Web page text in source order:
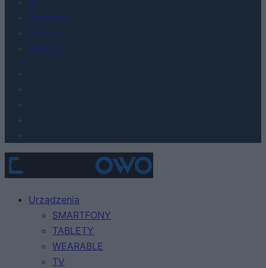
Redakcja
Reklama
Kontakt
Urządzenia
SMARTFONY
TABLETY
WEARABLE
TV